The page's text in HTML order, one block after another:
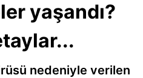
yaşandı?
nedeniyle verilen